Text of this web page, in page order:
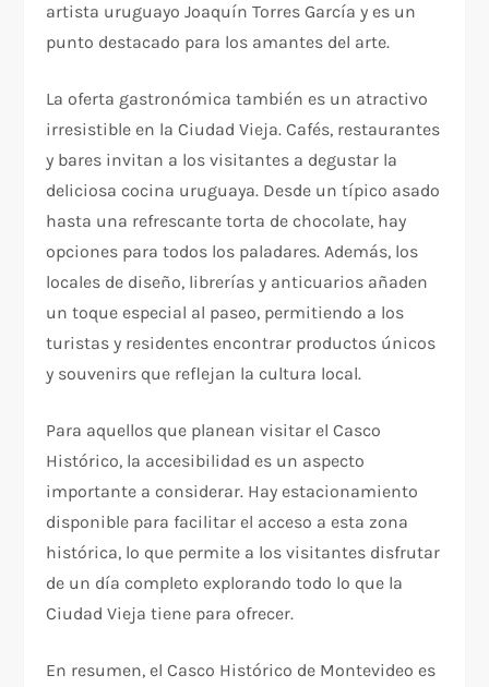
artista uruguayo Joaquín Torres García y es un
punto destacado para los amantes del arte.
La oferta gastronómica también es un atractivo
irresistible en la Ciudad Vieja. Cafés, restaurantes
y bares invitan a los visitantes a degustar la
deliciosa cocina uruguaya. Desde un típico asado
hasta una refrescante torta de chocolate, hay
opciones para todos los paladares. Además, los
locales de diseño, librerías y anticuarios añaden
un toque especial al paseo, permitiendo a los
turistas y residentes encontrar productos únicos
y souvenirs que reflejan la cultura local.
Para aquellos que planean visitar el Casco
Histórico, la accesibilidad es un aspecto
importante a considerar. Hay estacionamiento
disponible para facilitar el acceso a esta zona
histórica, lo que permite a los visitantes disfrutar
de un día completo explorando todo lo que la
Ciudad Vieja tiene para ofrecer.
En resumen, el Casco Histórico de Montevideo es